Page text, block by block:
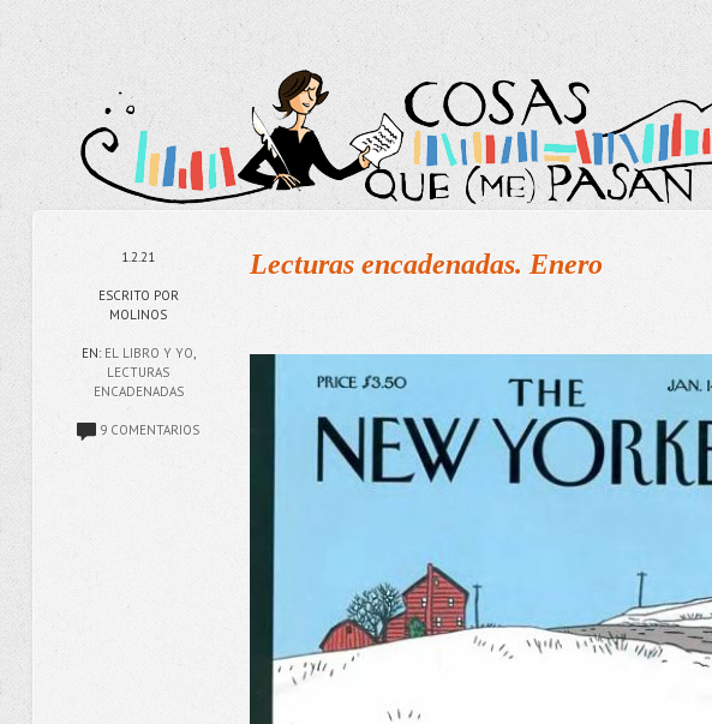
1.2.21
ESCRITO POR
MOLINOS
EN: EL LIBRO Y YO,
LECTURAS
ENCADENADAS
9 COMENTARIOS
Lecturas encadenadas. Enero